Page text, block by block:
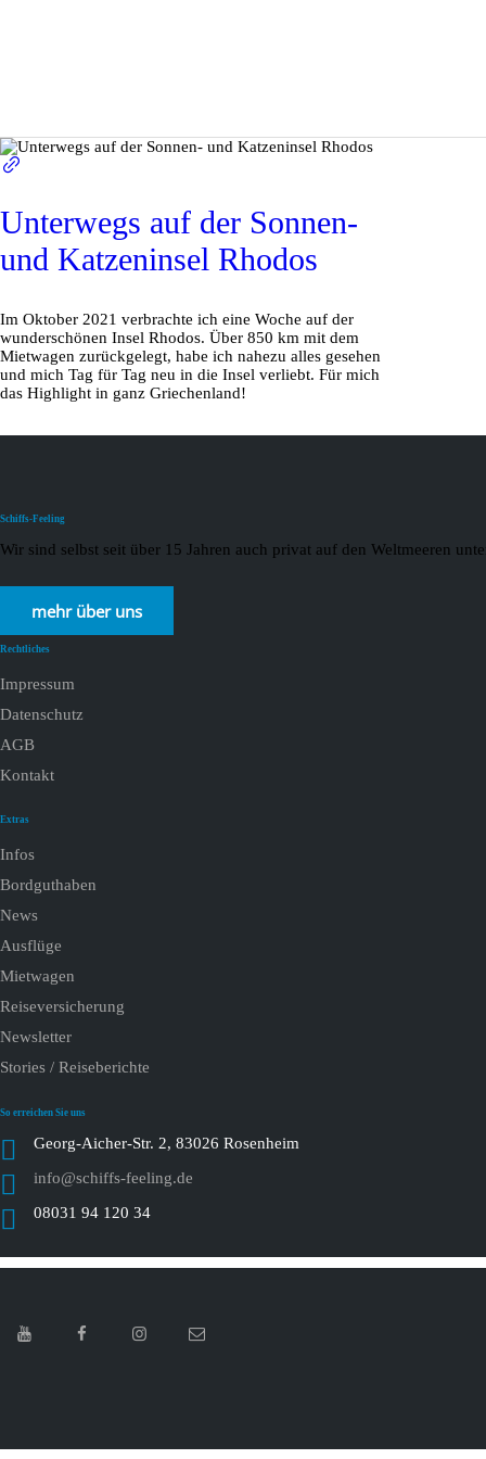
Unterwegs auf der Sonnen-
und Katzeninsel Rhodos
Im Oktober 2021 verbrachte ich eine Woche auf der
wunderschönen Insel Rhodos. Über 850 km mit dem
Mietwagen zurückgelegt, habe ich nahezu alles gesehen
und mich Tag für Tag neu in die Insel verliebt. Für mich
das Highlight in ganz Griechenland!
Schiffs-Feeling
Wir sind selbst seit über 15 Jahren auch privat auf den Weltmeeren
mehr über uns
Rechtliches
Impressum
Datenschutz
AGB
Kontakt
Extras
Infos
Bordguthaben
News
Ausflüge
Mietwagen
Reiseversicherung
Newsletter
Stories / Reiseberichte
So erreichen Sie uns
Georg-Aicher-Str. 2, 83026 Rosenheim
info@schiffs-feeling.de
08031 94 120 34